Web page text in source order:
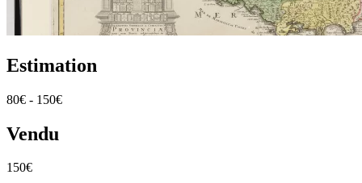
Estimation
80€ - 150€
Vendu
150€